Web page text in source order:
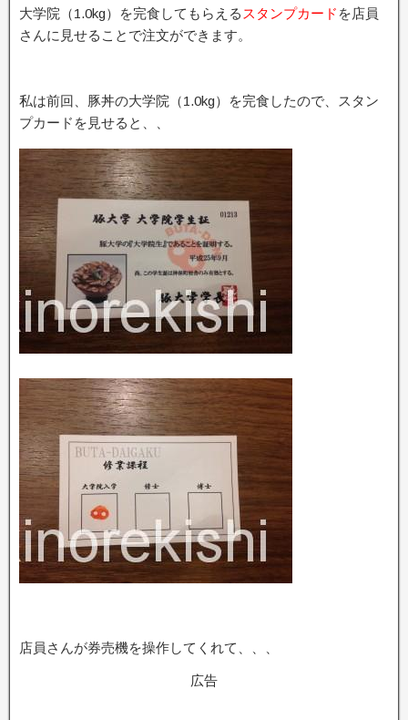
大学院（1.0kg）を完食してもらえる スタンプカード を店員
さんに見せることで注文ができます。
私は前回、豚丼の大学院（1.0kg）を完食したので、スタン
プカードを見せると、、
店員さんが券売機を操作してくれて、、、
広告